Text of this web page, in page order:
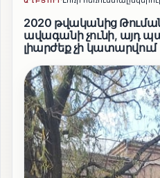
2020 թվականից
ավագանի չունի, այդ
լիարժեք չի կատարվում